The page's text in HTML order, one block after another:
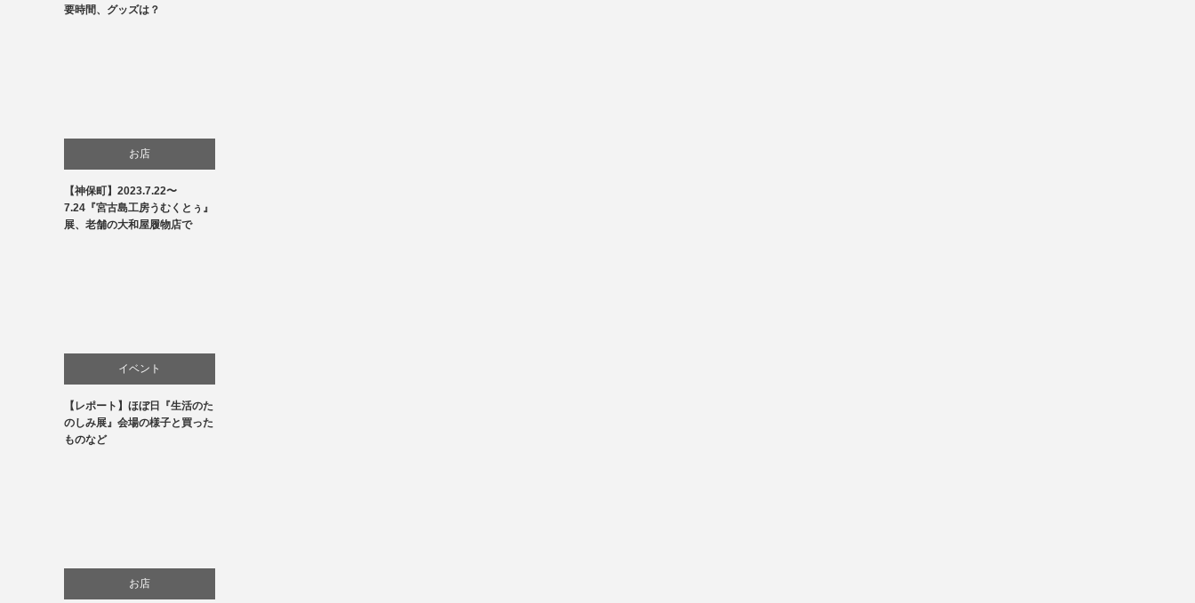
要時間、グッズは？
お店
商品紹介
【神保町】2023.7.22〜
7.24『宮古島工房うむくとぅ』
展、老舗の大和屋履物店で
イベント
お店
【レポート】ほぼ日『生活のた
のしみ展』会場の様子と買った
ものなど
お店